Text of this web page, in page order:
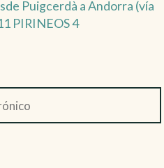
Puigcerdà a Andorra (vía
PIRINEOS 4